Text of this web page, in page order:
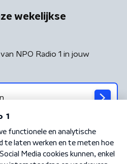
wekelijkse
NPO Radio 1 in jouw